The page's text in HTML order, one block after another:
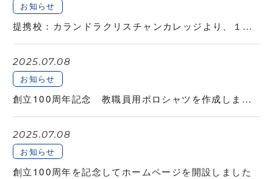
お知らせ
提携校：カランドラクリスチャンカレッジより、１００周年お祝いメッセージ
2025.07.08
お知らせ
創立100周年記念 教職員用ポロシャツを作成しました
2025.07.08
お知らせ
創立100周年を記念してホームページを開設しました